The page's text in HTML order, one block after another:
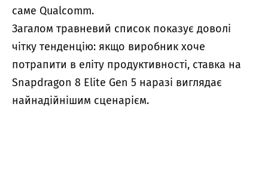
саме Qualcomm.
Загалом травневий список показує доволі
чітку тенденцію: якщо виробник хоче
потрапити в еліту продуктивності, ставка на
Snapdragon 8 Elite Gen 5 наразі виглядає
найнадійнішим сценарієм.